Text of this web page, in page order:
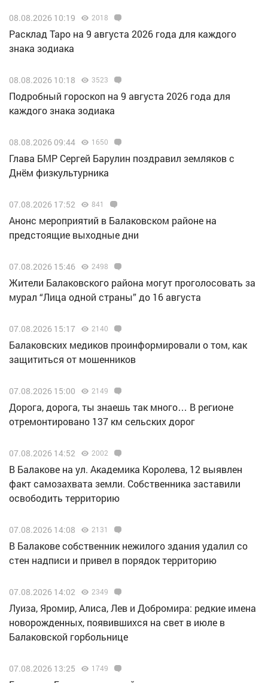
08.08.2026 10:19 2018
Расклад Таро на 9 августа 2026 года для каждого
знака зодиака
08.08.2026 10:18 3523
Подробный гороскоп на 9 августа 2026 года для
каждого знака зодиака
08.08.2026 09:44 1650
Глава БМР Сергей Барулин поздравил земляков с
Днём физкультурника
07.08.2026 17:52 841
Анонс мероприятий в Балаковском районе на
предстоящие выходные дни
07.08.2026 15:46 2498
Жители Балаковского района могут проголосовать за
мурал “Лица одной страны” до 16 августа
07.08.2026 15:17 2140
Балаковских медиков проинформировали о том, как
защититься от мошенников
07.08.2026 15:00 2149
Дорога, дорога, ты знаешь так много… В регионе
отремонтировано 137 км сельских дорог
07.08.2026 14:52 2002
В Балакове на ул. Академика Королева, 12 выявлен
факт самозахвата земли. Собственника заставили
освободить территорию
07.08.2026 14:08 2131
В Балакове собственник нежилого здания удалил со
стен надписи и привел в порядок территорию
07.08.2026 14:02 2349
Луиза, Яромир, Алиса, Лев и Добромира: редкие имена
новорожденных, появившихся на свет в июле в
Балаковской горбольнице
07.08.2026 13:25 1749